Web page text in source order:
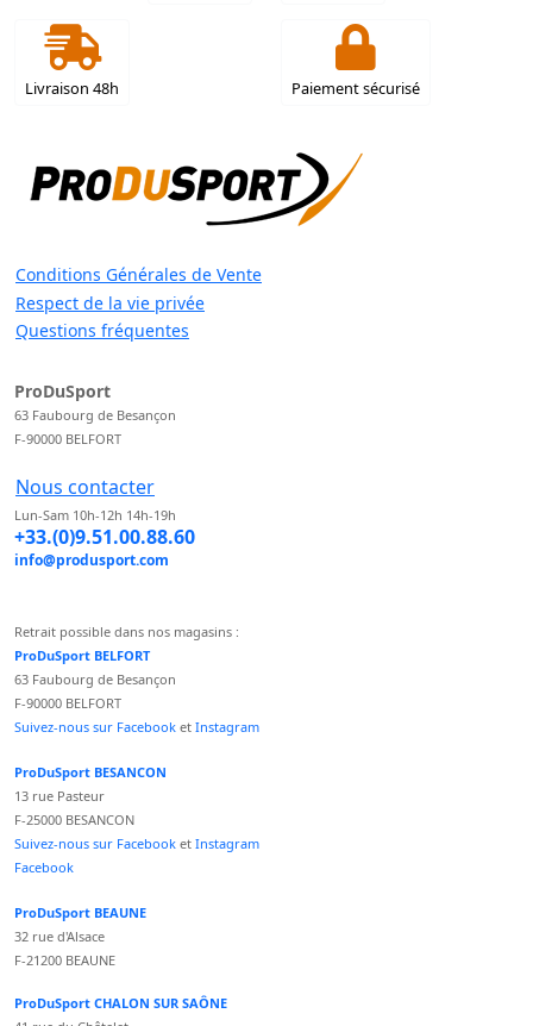
Livraison 48h Paiement sécurisé
Conditions Générales de Vente
Respect de la vie privée
Questions fréquentes
ProDuSport
63 Faubourg de Besançon
F-90000 BELFORT
Nous contacter
Lun-Sam 10h-12h 14h-19h
+33.(0)9.51.00.88.60
info@produsport.com
Retrait possible dans nos magasins :
ProDuSport BELFORT
63 Faubourg de Besançon
F-90000 BELFORT
Suivez-nous sur Facebook et Instagram
ProDuSport BESANCON
13 rue Pasteur
F-25000 BESANCON
Suivez-nous sur Facebook et Instagram
Facebook
ProDuSport BEAUNE
32 rue d'Alsace
F-21200 BEAUNE
ProDuSport CHALON SUR SAÔNE